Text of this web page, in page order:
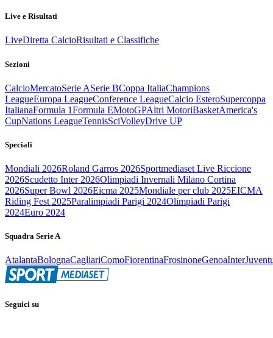
Live e Risultati
LiveDiretta CalcioRisultati e Classifiche
Sezioni
CalcioMercatoSerie ASerie BCoppa ItaliaChampions
LeagueEuropa LeagueConference LeagueCalcio EsteroSupercoppa
ItalianaFormula 1Formula EMotoGPAltri MotoriBasketAmerica's
CupNations LeagueTennisSciVolleyDrive UP
Speciali
Mondiali 2026Roland Garros 2026Sportmediaset Live Riccione
2026Scudetto Inter 2026Olimpiadi Invernali Milano Cortina
2026Super Bowl 2026Eicma 2025Mondiale per club 2025EICMA
Riding Fest 2025Paralimpiadi Parigi 2024Olimpiadi Parigi
2024Euro 2024
Squadra Serie A
AtalantaBolognaCagliariComoFiorentinaFrosinoneGenoaInter
Seguici su